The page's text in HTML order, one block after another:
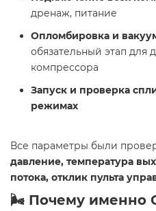
дренаж, питание
Опломбировка и
обязательный этап для
компрессора
Запуск и проверка
режимах
Все параметры были
давление, температура
потока, отклик пульта
🌬 Почему именно